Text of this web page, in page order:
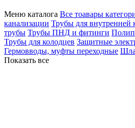
Меню каталога Все тоавары
канализации Трубы для внутренней
трубы Трубы ПНД и фитинги
Трубы для колодцев Защитные
Гермовводы, муфты переходные
Показать все